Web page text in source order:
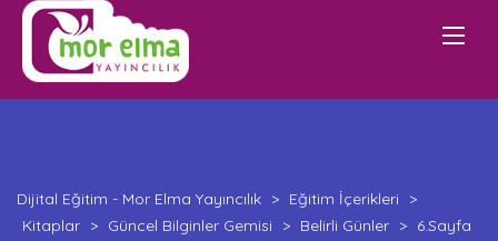
Dijital Eğitim - Mor Elma Yayıncılık > Eğitim İçerikleri
>
Kitaplar > Güncel Bilginler Gemisi > Belirli Günler > 6.Sayfa